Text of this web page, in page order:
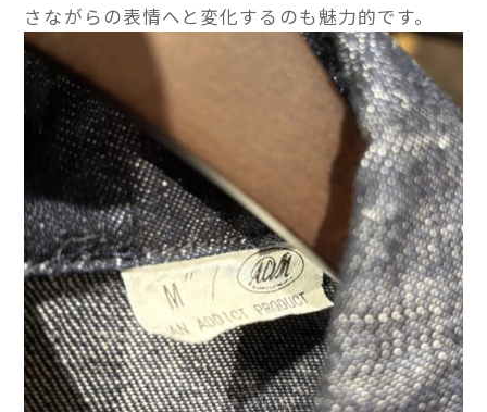
さながらの表情へと変化するのも魅力的です。